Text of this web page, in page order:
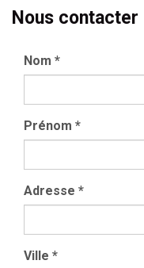
Nous contacter
Nom *
Prénom *
Adresse *
Ville *